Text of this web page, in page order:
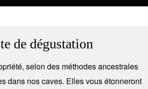
de dégustation
selon des méthodes ancestrales
dans nos caves. Elles vous étonneront